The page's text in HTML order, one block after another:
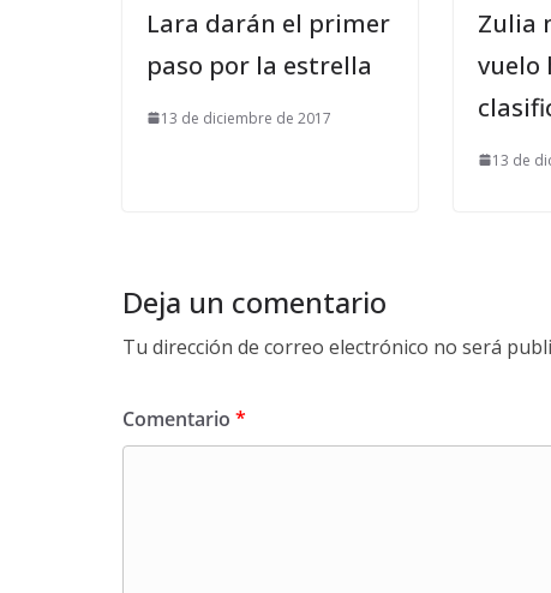
Lara darán el primer
paso por la estrella
13 de diciembre de 2017
Zulia
vuelo
13 de
Deja un comentario
Tu dirección de correo electrónico no será
Comentario *